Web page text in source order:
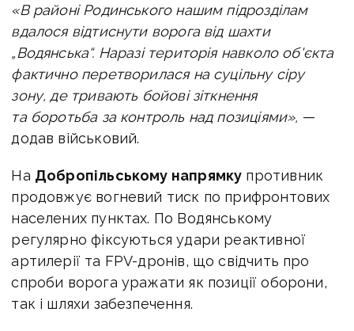
«В районі Родинського нашим підрозділам
вдалося відтиснути ворога від шахти
„Водянська“. Наразі територія навколо об'єкта
фактично перетворилася на суцільну сіру
зону, де тривають бойові зіткнення
та боротьба за контроль над позиціями», —
додав військовий.
На Добропільському напрямку противник
продовжує вогневий тиск по прифронтових
населених пунктах. По Водянському
регулярно фіксуються удари реактивної
артилерії та FPV-дронів, що свідчить про
спроби ворога уражати як позиції оборони,
так і шляхи забезпечення.